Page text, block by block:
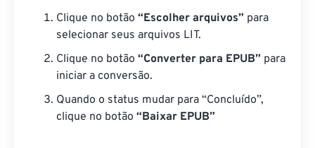
Clique no botão “Escolher arquivos” para
selecionar seus arquivos LIT.
Clique no botão “Converter para EPUB” para
iniciar a conversão.
Quando o status mudar para “Concluído”,
clique no botão “Baixar EPUB”